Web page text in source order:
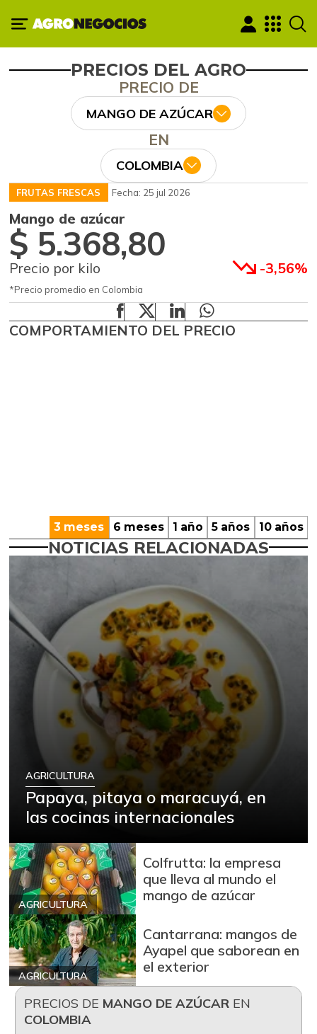
PRECIOS DEL AGRO
PRECIO DE
MANGO DE AZÚCAR
EN
COLOMBIA
FRUTAS FRESCAS Fecha: 25 jul 2026
Mango de azúcar
$ 5.368,80
Precio por kilo -3,56%
*Precio promedio en Colombia
COMPORTAMIENTO DEL PRECIO
3 meses 6 meses 1 año 5 años 10 años
NOTICIAS RELACIONADAS
AGRICULTURA
Papaya, pitaya o maracuyá, en
las cocinas internacionales
AGRICULTURA
Colfrutta: la empresa
que lleva al mundo el
mango de azúcar
AGRICULTURA
Cantarrana: mangos de
Ayapel que saborean en
el exterior
PRECIOS DE MANGO DE AZÚCAREN
COLOMBIA